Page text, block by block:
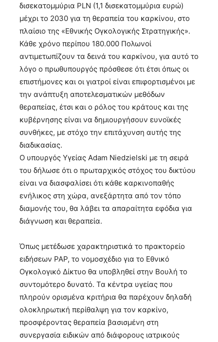
δισεκατομμύρια PLN (1,1 δισεκατομμύρια ευρώ)
μέχρι το 2030 για τη θεραπεία του καρκίνου, στο
πλαίσιο της «Εθνικής Ογκολογικής Στρατηγικής».
Κάθε χρόνο περίπου 180.000 Πολωνοί
αντιμετωπίζουν τα δεινά του καρκίνου, για αυτό το
λόγο ο πρωθυπουργός πρόσθεσε ότι έτσι όπως οι
επιστήμονες και οι γιατροί είναι επιφορτισμένοι με
την ανάπτυξη αποτελεσματικών μεθόδων
θεραπείας, έτσι και ο ρόλος του κράτους και της
κυβέρνησης είναι να δημιουργήσουν ευνοϊκές
συνθήκες, με στόχο την επιτάχυνση αυτής της
διαδικασίας.
Ο υπουργός Υγείας Adam Niedzielski με τη σειρά
του δήλωσε ότι ο πρωταρχικός στόχος του δικτύου
είναι να διασφαλίσει ότι κάθε καρκινοπαθής
ενήλικος στη χώρα, ανεξάρτητα από τον τόπο
διαμονής του, θα λάβει τα απαραίτητα εφόδια για
διάγνωση και θεραπεία.
Όπως μετέδωσε χαρακτηριστικά το πρακτορείο
ειδήσεων PAP, το νομοσχέδιο για το Εθνικό
Ογκολογικό Δίκτυο θα υποβληθεί στην Βουλή το
συντομότερο δυνατό. Τα κέντρα υγείας που
πληρούν ορισμένα κριτήρια θα παρέχουν δηλαδή
ολοκληρωτική περίθαλψη για τον καρκίνο,
προσφέροντας θεραπεία βασισμένη στη
συνεργασία ειδικών από διάφορους ιατρικούς